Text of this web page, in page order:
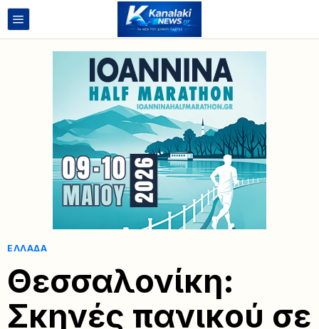
ΕΛΛΆΔΑ
Θεσσαλονίκη:
Σκηνές πανικού σε